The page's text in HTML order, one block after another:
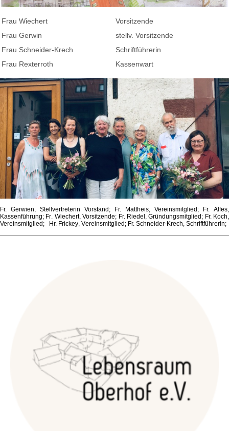
Frau Wiechert
Vorsitzende
Frau Gerwin
stellv. Vorsitzende
Frau Schneider-Krech
Schriftführerin
Frau Rexterroth
Kassenwart
Fr. Gerwien, Stellvertreterin Vorstand; Fr. Mattheis, Vereinsmitglied; Fr. Alfes,
Kassenführung; Fr. Wiechert, Vorsitzende; Fr. Riedel, Gründungsmitglied; Fr. Koch,
Vereinsmitglied; Hr. Frickey, Vereinsmitglied; Fr. Schneider-Krech, Schriftführerin;